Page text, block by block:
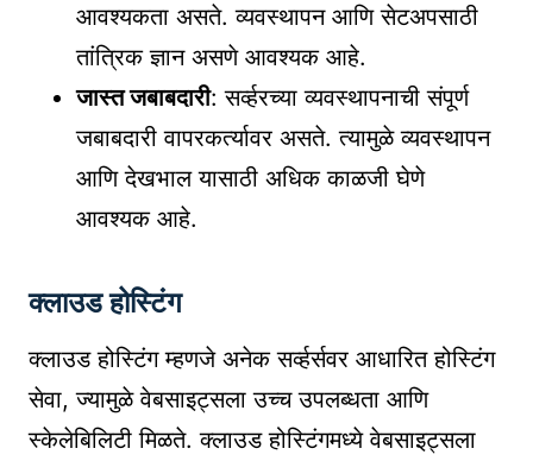
आवश्यकता असते. व्यवस्थापन आणि सेटअपसाठी
तांत्रिक ज्ञान असणे आवश्यक आहे.
जास्त जबाबदारी: सर्व्हरच्या व्यवस्थापनाची संपूर्ण
जबाबदारी वापरकर्त्यावर असते. त्यामुळे व्यवस्थापन
आणि देखभाल यासाठी अधिक काळजी घेणे
आवश्यक आहे.
क्लाउड होस्टिंग
क्लाउड होस्टिंग म्हणजे अनेक सर्व्हर्सवर आधारित होस्टिंग
सेवा, ज्यामुळे वेबसाइट्सला उच्च उपलब्धता आणि
स्केलेबिलिटी मिळते. क्लाउड होस्टिंगमध्ये वेबसाइट्सला